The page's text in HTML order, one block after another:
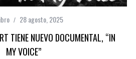
28 agosto, 2025
TIENE NUEVO DOCUMENTAL, “IN
MY VOICE”